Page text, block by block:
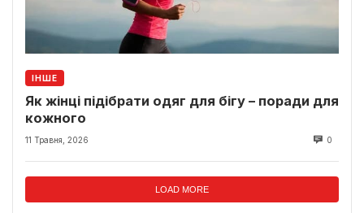
ІНШЕ
Як жінці підібрати одяг для бігу – поради для
кожного
11 Травня, 2026 0
LOAD MORE